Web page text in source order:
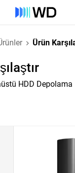
Ürün
HDD Depolama